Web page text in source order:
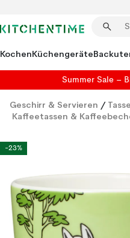
KochenKüchengeräte
Summer Sale –
Geschirr & Servieren /
Kaffeetassen &
-23%